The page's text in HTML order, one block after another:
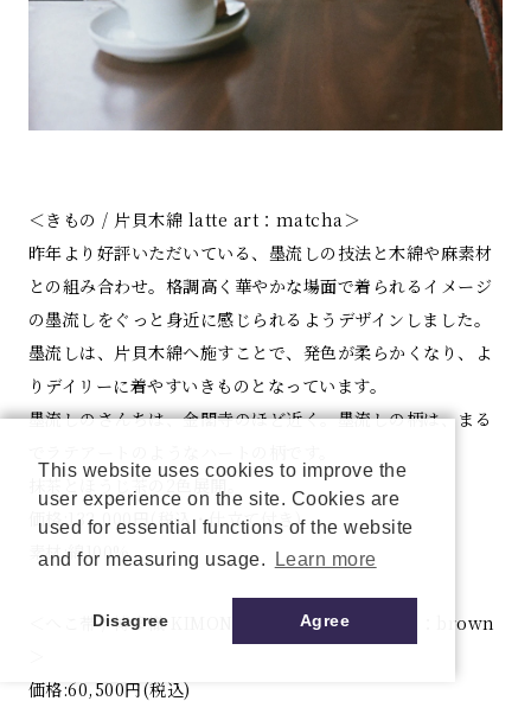
＜きもの / 片貝木綿 latte art：matcha＞
昨年より好評いただいている、墨流しの技法と木綿や麻素材
との組み合わせ。格調高く華やかな場面で着られるイメージ
の墨流しをぐっと身近に感じられるようデザインしました。
墨流しは、片貝木綿へ施すことで、発色が柔らかくなり、よ
りデイリーに着やすいきものとなっています。
墨流しのさんちは、金閣寺のほど近く。墨流しの柄は、まる
抹茶とほうじ茶の2色展開。
価格:132,000円(税込・仕立て付き)
素材:綿100%
＜へこ帯 / 博多織 KIMONO by NADESHIKO献上：brown
価格:60,500円(税込)
This website uses cookies to improve the
user experience on the site. Cookies are
used for essential functions of the website
and for measuring usage.
Learn more
Disagree Agree